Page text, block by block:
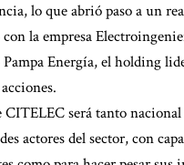
lo que abrió paso a un
la empresa
Energía, el holding
CITELEC será tanto
actores del sector, con